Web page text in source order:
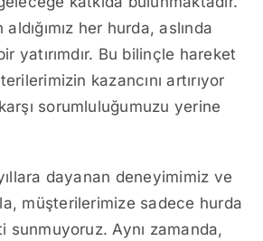
her hurda, aslında
yatırımdır. Bu bilinçle hareket
kazancını artırıyor
sorumluluğumuzu yerine
dayanan deneyimimiz ve
müşterilerimize sadece hurda
sunmuyoruz. Aynı zamanda,